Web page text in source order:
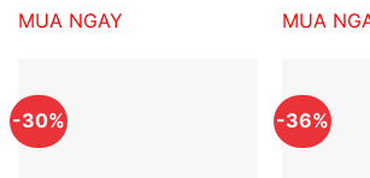
3,240,000₫.
1,933,200₫.
MUA NGAY MUA
-30% -36%